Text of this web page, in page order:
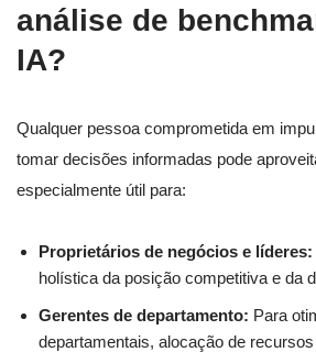
análise de
IA?
Qualquer pessoa comprometida em
tomar decisões informadas pode
especialmente útil para:
Proprietários de negócios e líderes:
holística da posição competitiva e da
Gerentes de departamento: Para
departamentais, alocação de